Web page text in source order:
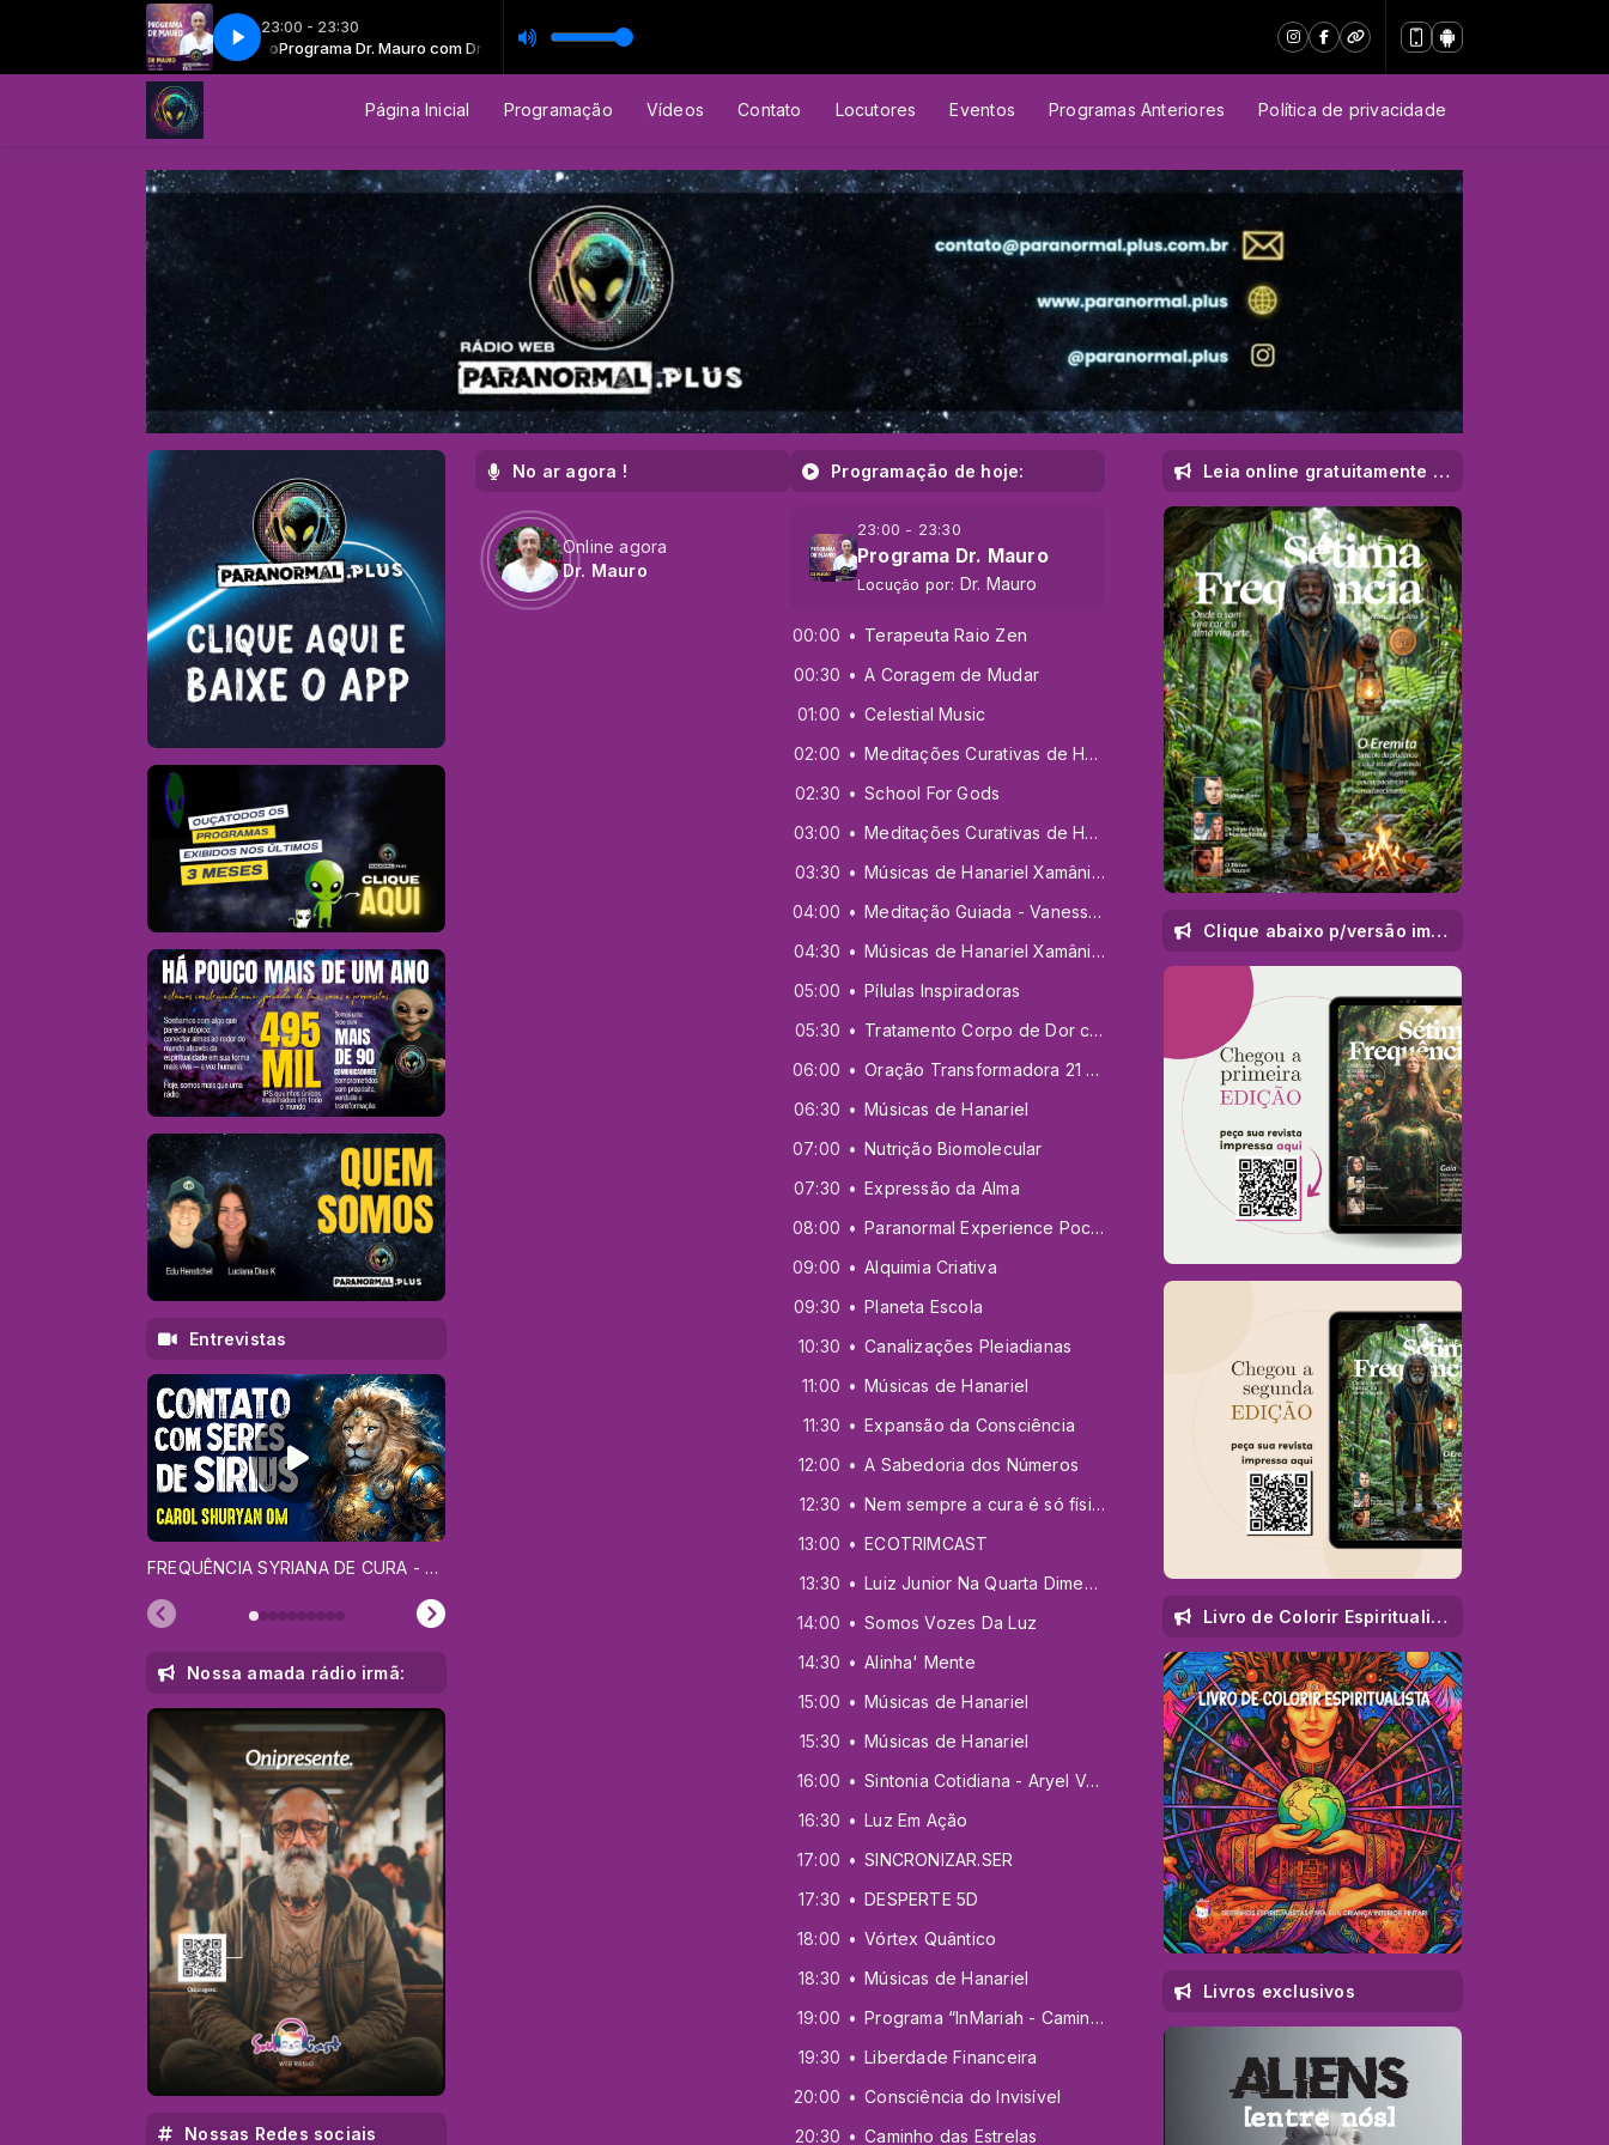
23:00 - 23:30
Dr. Mauro com Dr. MauroPrograma Dr. Mauro com Dr. Mauro
a Psicoterapia ReencarnacionistaEP 19 - Programa Dr Mauro - O Renascimento com a Psicoterapia Reencarnacionista
Página Inicial Programação Vídeos Contato Locutores Eventos Programas Anteriores Política de privacidade
No ar agora !
Online agora
Dr. Mauro
Programação de hoje:
23:00 - 23:30
Programa Dr. Mauro
Locução por: Dr. Mauro
00:00
Terapeuta Raio Zen
00:30
A Coragem de Mudar
01:00
Celestial Music
02:00
Meditações Curativas de Hanariel
02:30
School For Gods
03:00
Meditações Curativas de Hanariel
03:30
Músicas de Hanariel Xamânicas
04:00
Meditação Guiada - Vanessa Freire
04:30
Músicas de Hanariel Xamânicas
05:00
Pílulas Inspiradoras
05:30
Tratamento Corpo de Dor com os Anjos da Alta Magia
06:00
Oração Transformadora 21 dias
06:30
Músicas de Hanariel
07:00
Nutrição Biomolecular
07:30
Expressão da Alma
08:00
Paranormal Experience Pocket
09:00
Alquimia Criativa
09:30
Planeta Escola
10:30
Canalizações Pleiadianas
11:00
Músicas de Hanariel
11:30
Expansão da Consciência
12:00
A Sabedoria dos Números
12:30
Nem sempre a cura é só física - Pet Em Sintonia
13:00
ECOTRIMCAST
13:30
Luiz Junior Na Quarta Dimensão
14:00
Somos Vozes Da Luz
14:30
Alinha' Mente
15:00
Músicas de Hanariel
15:30
Músicas de Hanariel
16:00
Sintonia Cotidiana - Aryel Veríssimo
16:30
Luz Em Ação
17:00
SINCRONIZAR.SER
17:30
DESPERTE 5D
18:00
Vórtex Quântico
18:30
Músicas de Hanariel
19:00
Programa “InMariah - Caminhos de Cura e Autoconhecimento
19:30
Liberdade Financeira
20:00
Consciência do Invisível
20:30
Caminho das Estrelas
Entrevistas
FREQUÊNCIA SYRIANA DE CURA - CAROL SHURYAN OM
Nossa amada rádio irmã:
Nossas Redes sociais
Leia online gratuitamente a 2a Edição
Clique abaixo p/versão impressa
Livro de Colorir Espiritualista
Livros exclusivos